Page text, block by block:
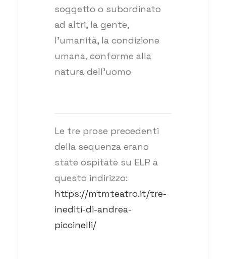
soggetto o subordinato
ad altri, la gente,
l’umanità, la condizione
umana, conforme alla
natura dell’uomo
Le tre prose precedenti
della sequenza erano
state ospitate su ELR a
questo indirizzo:
https://mtmteatro.it/tre-
inediti-di-andrea-
piccinelli/